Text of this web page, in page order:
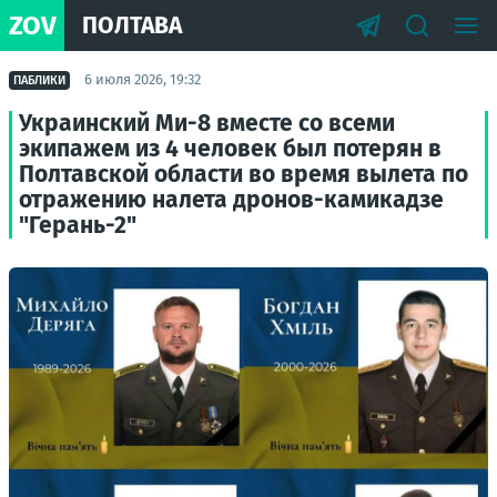
ZOV ПОЛТАВА
ПАБЛИКИ 6 июля 2026, 19:32
Украинский Ми-8 вместе со всеми
экипажем из 4 человек был потерян в
Полтавской области во время вылета по
отражению налета дронов-камикадзе
"Герань-2"